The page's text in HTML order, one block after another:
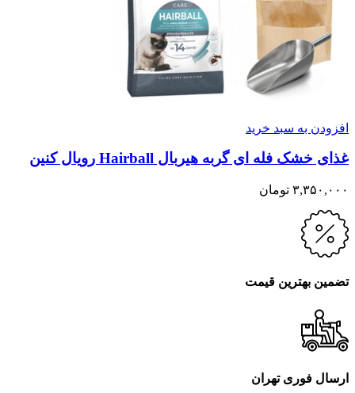
افزودن به سبد خرید
غذای خشک فله ای گربه هیربال Hairball رویال کنین
۳,۳۵۰,۰۰۰ تومان
تضمین بهترین قیمت
ارسال فوری تهران